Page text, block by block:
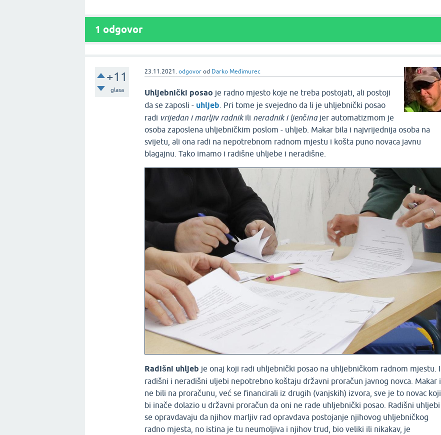
1 odgovor
+11
glasa
23.11.2021. odgovor od Darko Međimurec
Uhljebnički posao je radno mjesto koje ne treba postojati, ali postoji
da se zaposli - uhljeb . Pri tome je svejedno da li je uhljebnički posao
radi vrijedan i marljiv radnikili neradnik i ljenčinajer automatizmom je
osoba zaposlena uhljebničkim poslom - uhljeb. Makar bila i najvrijednija osoba na
svijetu, ali ona radi na nepotrebnom radnom mjestu i košta puno novaca javnu
blagajnu. Tako imamo i radišne uhljebe i neradišne.
Radišni uhljeb je onaj koji radi uhljebnički posao na uhljebničkom radnom mjestu. I
radišni i neradišni uljebi nepotrebno koštaju državni proračun javnog novca. Makar i
ne bili na proračunu, već se financirali iz drugih (vanjskih) izvora, sve je to novac koji
bi inače dolazio u državni proračun da oni ne rade uhljebnički posao. Radišni uhljebi
se opravdavaju da njihov marljiv rad opravdava postojanje njihovog uhljebničkog
radno mjesta, no istina je tu neumoljiva i njihov trud, bio veliki ili nikakav, je